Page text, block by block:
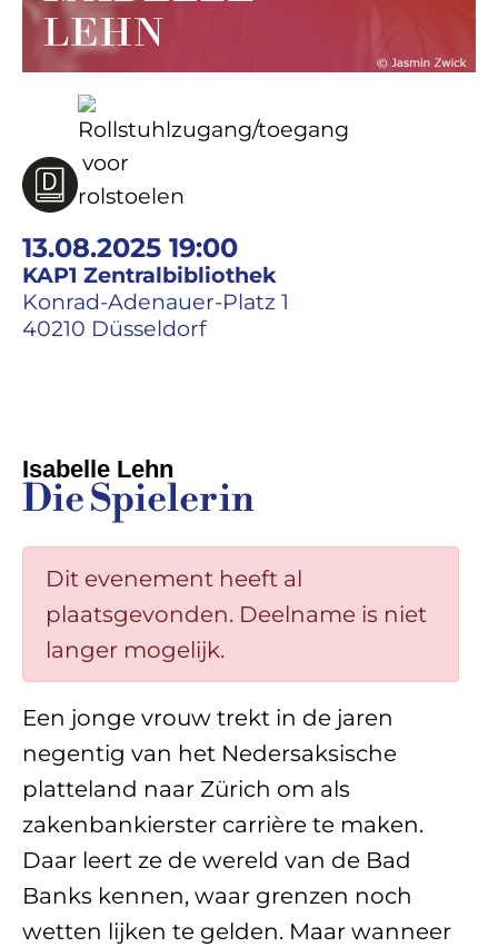
13.08.2025 19:00
KAP1 Zentralbibliothek
Konrad-Adenauer-Platz 1
40210 Düsseldorf
Isabelle Lehn
Die Spielerin
Dit evenement heeft al
plaatsgevonden. Deelname is niet
langer mogelijk.
Een jonge vrouw trekt in de jaren
negentig van het Nedersaksische
platteland naar Zürich om als
zakenbankierster carrière te maken.
Daar leert ze de wereld van de Bad
Banks kennen, waar grenzen noch
wetten lijken te gelden. Maar wanneer